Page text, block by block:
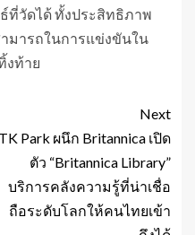
ที่วัดได้ ทั้งประสิทธิภาพ
มารถในการแข่งขันใน
งท้าย
Next
TK Park ผนึก Britannica เปิด
ตัว “Britannica Library”
บริการคลังความรู้ที่น่าเชื่อ
ถือระดับโลกให้คนไทยเข้า